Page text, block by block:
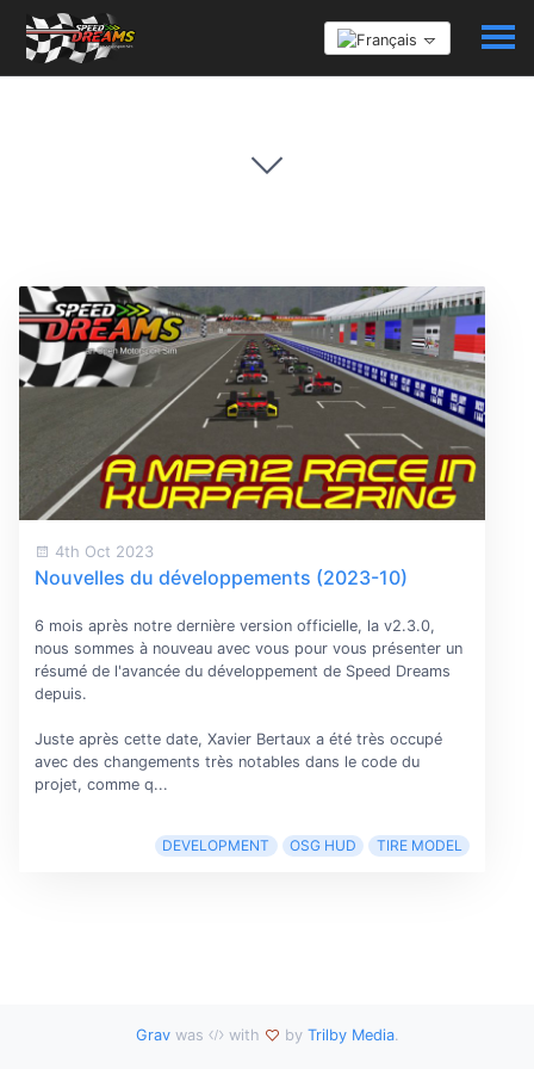
4th Oct 2023
Nouvelles du développements (2023-10)
6 mois après notre dernière version officielle, la v2.3.0,
nous sommes à nouveau avec vous pour vous présenter un
résumé de l'avancée du développement de Speed Dreams
depuis.
Juste après cette date, Xavier Bertaux a été très occupé
avec des changements très notables dans le code du
projet, comme q...
DEVELOPMENT OSG HUD TIRE MODEL
Gravwas with by Trilby Media.